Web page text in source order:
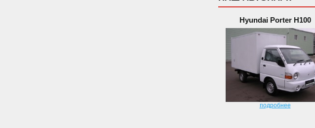
Hyundai Porter H100
подробнее